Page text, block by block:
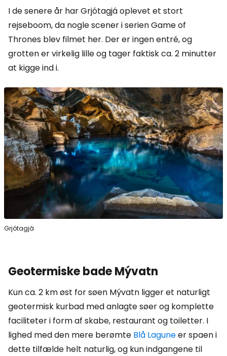
I de senere år har Grjótagjá oplevet et stort
rejseboom, da nogle scener i serienGame of
Thrones blev filmet her. Der er ingen entré, og
grotten er virkelig lille og tager faktisk ca. 2 minutter
at kigge ind i.
Grjótagjá
Geotermiske bade Mývatn
Kun ca. 2 km øst for søen Mývatn ligger et naturligt
geotermisk kurbad med anlagte søer og komplette
faciliteter i form af skabe, restaurant og toiletter. I
lighed med den mere berømte Blå Laguneer spaen i
dette tilfælde helt naturlig, og kun indgangene til